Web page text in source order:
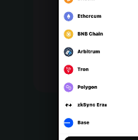
Português (Portugal)
Bahasa Indonesia
Português (Brasil)